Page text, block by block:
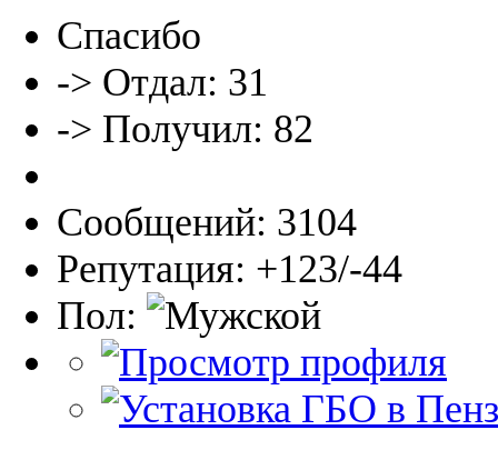
Спасибо
-> Отдал: 31
-> Получил: 82
Сообщений: 3104
Репутация: +123/-44
Пол: